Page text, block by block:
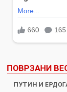
ПОВРЗАНИ
ПУТИН И